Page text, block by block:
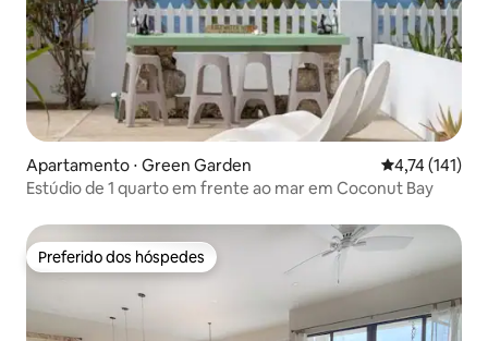
Apartamento ⋅ Green Garden 4,74 de uma
4,74 (141)
Estúdio de 1 quarto em frente ao mar em Coconut Bay
Preferido dos hóspedes
Preferido dos hóspedes